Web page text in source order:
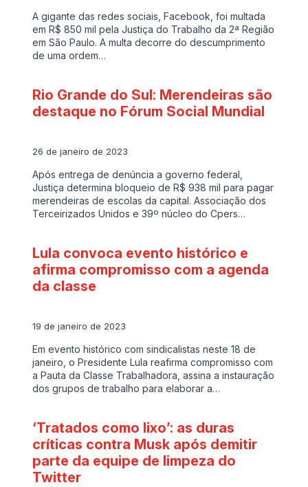
A gigante das redes sociais, Facebook, foi multada
em R$ 850 mil pela Justiça do Trabalho da 2ª Região
em São Paulo. A multa decorre do descumprimento
de uma ordem…
Rio Grande do Sul: Merendeiras são
destaque no Fórum Social Mundial
26 de janeiro de 2023
Após entrega de denúncia a governo federal,
Justiça determina bloqueio de R$ 938 mil para pagar
merendeiras de escolas da capital. Associação dos
Terceirizados Unidos e 39º núcleo do Cpers…
Lula convoca evento histórico e
afirma compromisso com a agenda
da classe
19 de janeiro de 2023
Em evento histórico com sindicalistas neste 18 de
janeiro, o Presidente Lula reafirma compromisso com
a Pauta da Classe Trabalhadora, assina a instauração
dos grupos de trabalho para elaborar a…
‘Tratados como lixo’: as duras
críticas contra Musk após demitir
parte da equipe de limpeza do
Twitter